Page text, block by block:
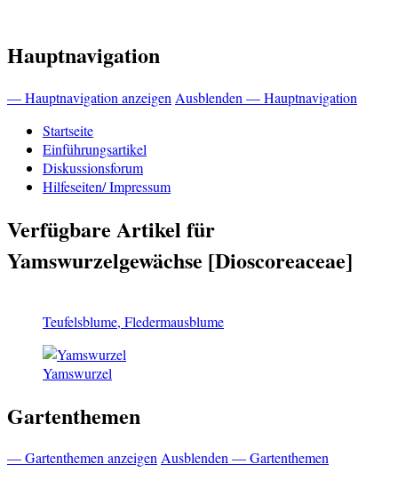
Hauptnavigation
— Hauptnavigation anzeigen Ausblenden — Hauptnavigation
Startseite
Einführungsartikel
Diskussionsforum
Hilfeseiten/ Impressum
Verfügbare Artikel für
Yamswurzelgewächse [Dioscoreaceae]
Teufelsblume, Fledermausblume
Yamswurzel
Gartenthemen
— Gartenthemen anzeigenAusblenden — Gartenthemen